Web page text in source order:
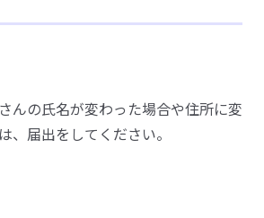
んの氏名が変わった場合や住所に変
、届出をしてください。